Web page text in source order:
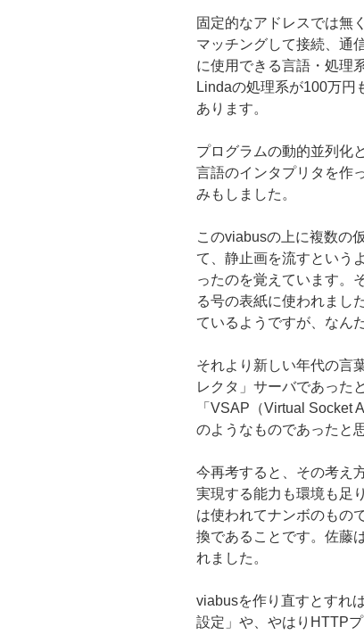
固定的なアドレスでは無
マッチングして接続、通
に使用できる言語・処理
Lindaの処理系が100万円
あります。
プログラムの動的並列化
言語のインタプリタを作
みもしました。
このviabusの上に複数の
て、静止画を流すという
ったのを覚えています。
る号の表紙に使われまし
ているようですが、なん
それより新しい年代の言
レクタ」サーバであった
「VSAP（Virtual Socket
のようなものであったと
今再考すると、その考え
実現する能力も環境も足
は使われてナンボのもの
換であることです。佐藤
れました。
viabusを作り直すとすれ
設定」や、やはりHTTP